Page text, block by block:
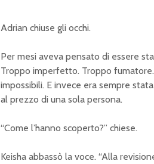
Adrian chiuse gli occhi.
Per mesi aveva pensato di essere
Troppo imperfetto. Troppo
impossibili. E invece era sempre
al prezzo di una sola persona.
“Come l’hanno scoperto?” chiese.
Keisha abbassò la voce. “Alla